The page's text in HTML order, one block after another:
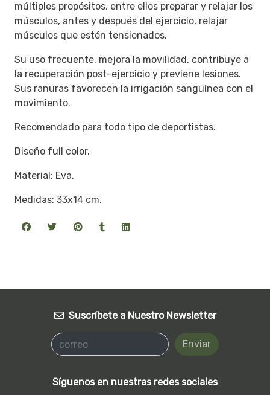
múltiples propósitos, entre ellos preparar y relajar los
músculos, antes y después del ejercicio, relajar
músculos que estén tensionados.
Su uso frecuente, mejora la movilidad, contribuye a
la recuperación post-ejercicio y previene lesiones.
Sus ranuras favorecen la irrigación sanguínea con el
movimiento.
Recomendado para todo tipo de deportistas.
Diseño full color.
Material: Eva.
Medidas: 33x14 cm.
Suscríbete a Nuestro Newsletter
Enviar
Síguenos en nuestras redes sociales